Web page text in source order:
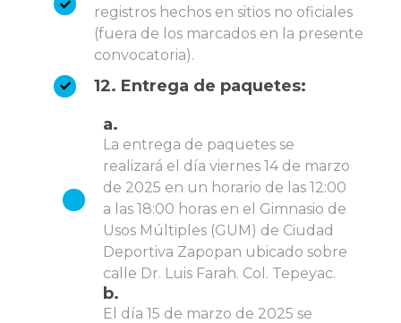
registros hechos en sitios no oficiales
(fuera de los marcados en la presente
convocatoria).
12. Entrega de paquetes:
a.
La entrega de paquetes se
realizará el día viernes 14 de marzo
de 2025 en un horario de las 12:00
a las 18:00 horas en el Gimnasio de
Usos Múltiples (GUM) de Ciudad
Deportiva Zapopan ubicado sobre
calle Dr. Luis Farah. Col. Tepeyac.
b.
El día 15 de marzo de 2025 se